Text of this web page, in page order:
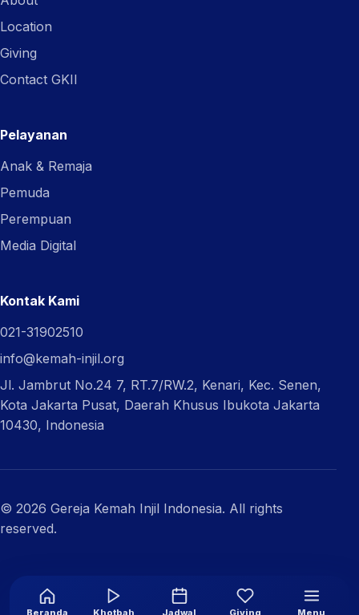
Location
Giving
Contact GKII
Pelayanan
Anak & Remaja
Pemuda
Perempuan
Media Digital
Kontak Kami
021-31902510
info@kemah-injil.org
Jl. Jambrut No.24 7, RT.7/RW.2, Kenari, Kec. Senen,
Kota Jakarta Pusat, Daerah Khusus Ibukota Jakarta
10430, Indonesia
© 2026 Gereja Kemah Injil Indonesia. All rights
reserved.
Beranda Khotbah Jadwal Giving Menu